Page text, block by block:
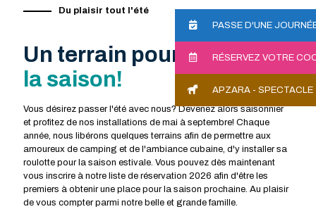
Du plaisir tout l'été
Un terrain pour toute
la saison!
Vous désirez passer l'été avec nous? Devenez alors saisonnier
et profitez de nos installations de mai à septembre! Chaque
année, nous libérons quelques terrains afin de permettre aux
amoureux de camping et de l'ambiance cubaine, d'y installer sa
roulotte pour la saison estivale. Vous pouvez dès maintenant
vous inscrire à notre liste de réservation 2026 afin d'être les
premiers à obtenir une place pour la saison prochaine. Au plaisir
de vous compter parmi notre belle et grande famille.
PASSE D'UNE
RÉSERVEZ VOTRE
APZARA - SPECTACLE